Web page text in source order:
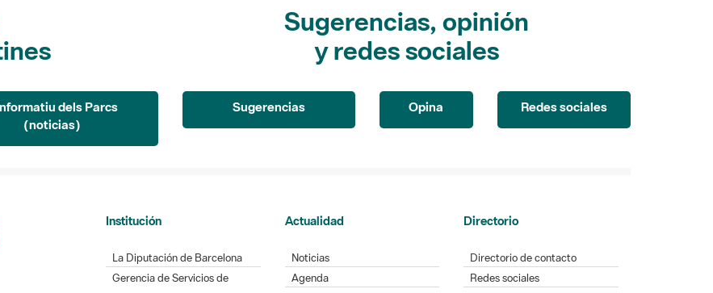
dels Parcs
(noticias)
Sugerencias, opinión
y redes sociales
Sugerencias Opina Redes sociales
Institución
La Diputación de Barcelona
Gerencia de Servicios de
Actualidad
Noticias
Agenda
Directorio
Directorio de contacto
Redes sociales